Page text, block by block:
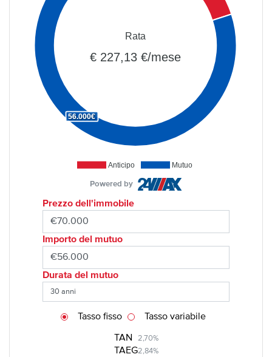
Anticipo Mutuo
56.000€
Rata
€ 227,13 €/mese
Powered by
Prezzo dell'immobile
Importo del mutuo
Durata del mutuo
TAN 2,70%
TAEG2,84%
Tasso fisso Tasso variabile